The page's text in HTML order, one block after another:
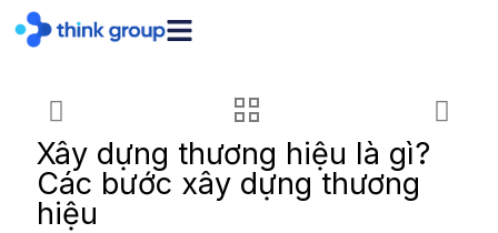
Xây dựng thương hiệu là gì?
Các bước xây dựng thương
hiệu